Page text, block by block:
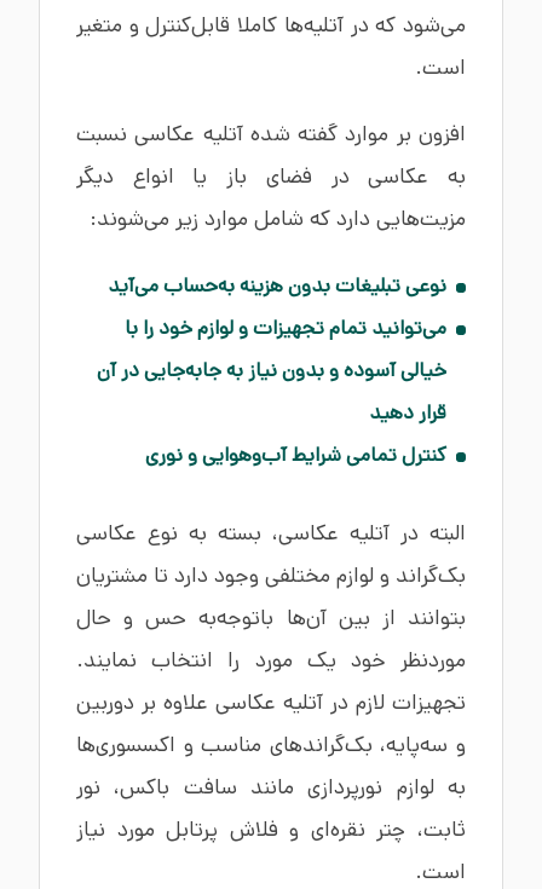
می‌شود که در آتلیه‌ها کاملا قابل‌کنترل و متغیر
است.
افزون بر موارد گفته شده آتلیه عکاسی نسبت
به عکاسی در فضای باز یا انواع دیگر
مزیت‌هایی دارد که شامل موارد زیر می‌شوند:
نوعی تبلیغات بدون هزینه به‌حساب می‌آید
می‌توانید تمام تجهیزات و لوازم خود را با
خیالی آسوده و بدون نیاز به جابه‌جایی در آن
قرار دهید
کنترل تمامی شرایط آب‌وهوایی و نوری
البته در آتلیه عکاسی، بسته به نوع عکاسی
بک‌گراند و لوازم مختلفی وجود دارد تا مشتریان
بتوانند از بین آن‌ها باتوجه‌به حس و حال
موردنظر خود یک مورد را انتخاب نمایند.
تجهیزات لازم در آتلیه عکاسی علاوه بر دوربین
و سه‌پایه، بک‌گراندهای مناسب و اکسسوری‌ها
به لوازم نورپردازی مانند سافت باکس، نور
ثابت، چتر نقره‌ای و فلاش پرتابل مورد نیاز
است.